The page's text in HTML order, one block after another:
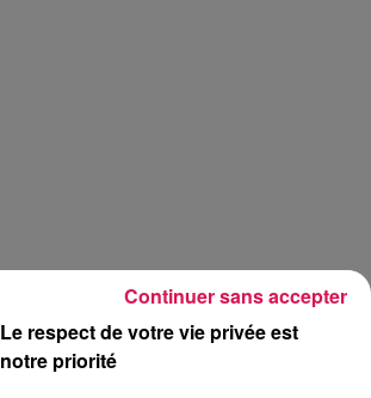
Le respect de votre vie privée est
notre priorité
Continuer sans accepter